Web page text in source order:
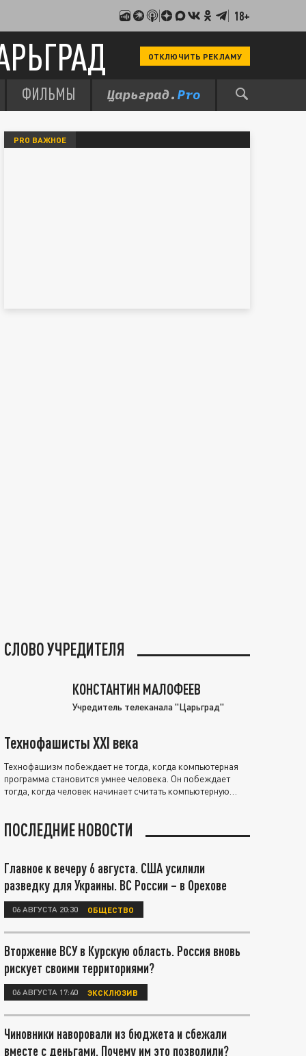
18+
ОТКЛЮЧИТЬ РЕКЛАМУ
ФИЛЬМЫ
PRO ВАЖНОЕ
СЛОВО УЧРЕДИТЕЛЯ
КОНСТАНТИН МАЛОФЕЕВ
Учредитель телеканала "Царьград"
Технофашисты XXI века
Технофашизм побеждает не тогда, когда компьютерная
программа становится умнее человека. Он побеждает
тогда, когда человек начинает считать компьютерную
ПОСЛЕДНИЕ НОВОСТИ
Главное к вечеру 6 августа. США усилили
разведку для Украины. ВС России – в Орехове
06 АВГУСТА 20:30 ОБЩЕСТВО
Вторжение ВСУ в Курскую область. Россия вновь
рискует своими территориями?
06 АВГУСТА 17:40 ЭКСКЛЮЗИВ
Чиновники наворовали из бюджета и сбежали
вместе с деньгами. Почему им это позволили?